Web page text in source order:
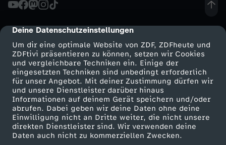
cmp-dialog-description
Deine Datenschutzeinstellungen
Um dir eine optimale Website von ZDF, ZDFheute und
ZDFtivi präsentieren zu können, setzen wir Cookies
und vergleichbare Techniken ein. Einige der
eingesetzten Techniken sind unbedingt erforderlich
für unser Angebot. Mit deiner Zustimmung dürfen wir
und unsere Dienstleister darüber hinaus
Informationen auf deinem Gerät speichern und/oder
abrufen. Dabei geben wir deine Daten ohne deine
Einwilligung nicht an Dritte weiter, die nicht unsere
direkten Dienstleister sind. Wir verwenden deine
Daten auch nicht zu kommerziellen Zwecken.
a
h
u
s
"
v
Mehr ZDF
ZDF-Apps
Smart TV
ZDFtext
Service
ZDFmitreden
Kontakt zum ZDF
Tickets